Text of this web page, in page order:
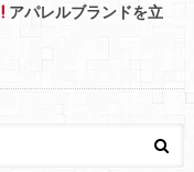
アパレルブランドを立